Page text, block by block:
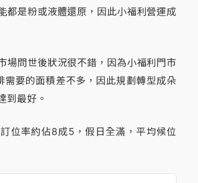
都是粉或液體還原，因此小福利營運成
場問世後狀況很不錯，因為小福利門市
要的面積差不多，因此規劃轉型成朵
到最好。
位率約佔8成5，假日全滿，平均候位